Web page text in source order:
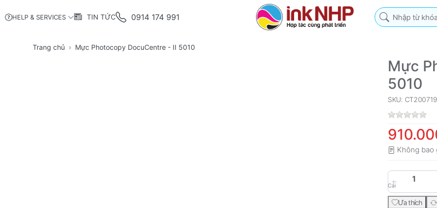
HELP & SERVICES TIN TỨC 0914 174 991
Nhập từ khóa tìm
Trang chủ Mực Photocopy DocuCentre - II 5010
Mực
5010
SKU:
Không bao
Cái
Ưa thích